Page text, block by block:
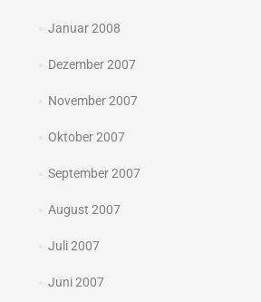
Januar 2008
Dezember 2007
November 2007
Oktober 2007
September 2007
August 2007
Juli 2007
Juni 2007